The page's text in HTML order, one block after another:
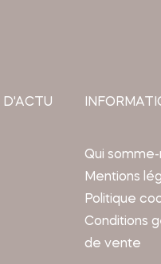
D'ACTU
Qui somme-
Mentions
Politique
Conditions
de vente